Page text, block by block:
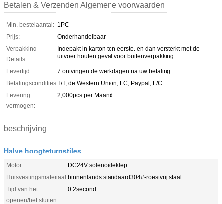
Betalen & Verzenden Algemene voorwaarden
Min. bestelaantal: 1PC
Prijs:
Onderhandelbaar
Verpakking
Details:
Ingepakt in karton ten eerste, en dan versterkt met de
uitvoer houten geval voor buitenverpakking
Levertijd:
7 ontvingen de werkdagen na uw betaling
Betalingscondities:T/T, de Western Union, LC, Paypal, L/C
Levering
vermogen:
2,000pcs per Maand
beschrijving
Halve hoogteturnstiles
Motor:
DC24V solenoïdeklep
Huisvestingsmateriaal:binnenlands standaard304#-roestvrij staal
Tijd van het
openen/het sluiten:
0.2second